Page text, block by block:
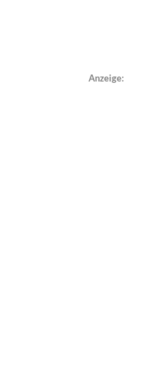
Anzeige: